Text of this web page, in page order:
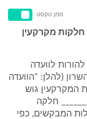
סמן טקסט
מקרקעין
לוועדה
(להלן: "הוועדה
המקרקעין גוש
חלקה
המבקשים, כפי